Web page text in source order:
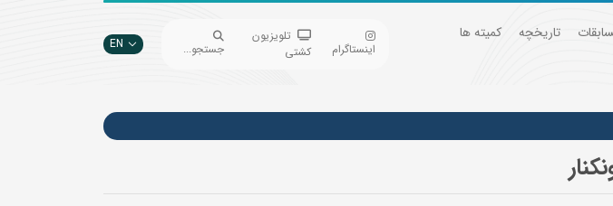
تاریخچه
کمیته ها
اینستاگرام
تلویزیون
کشتی
جستجو... EN